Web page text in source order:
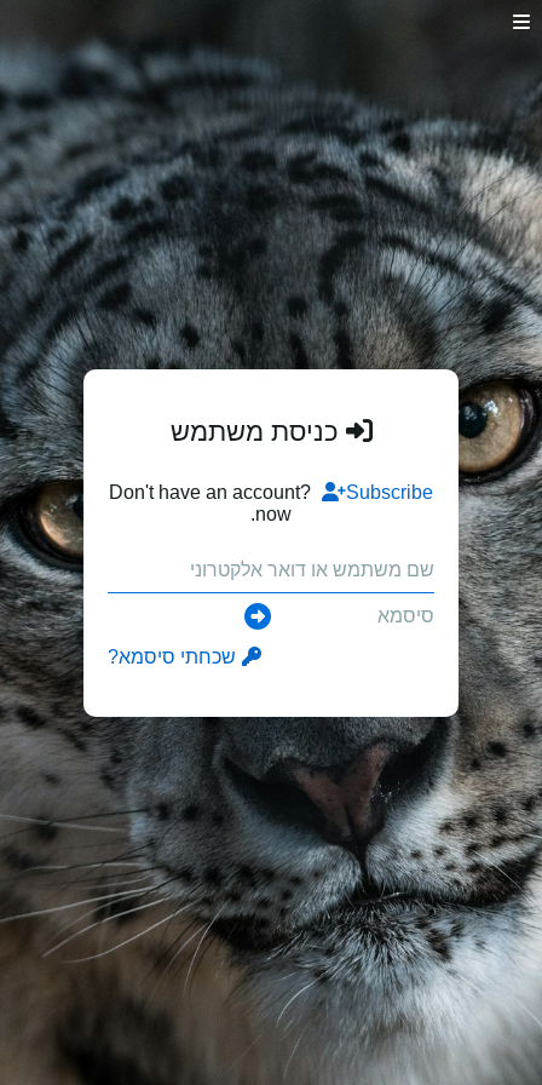
כניסת משתמש
Don't have an account?
Subscribe
now.
שכחתי סיסמא?